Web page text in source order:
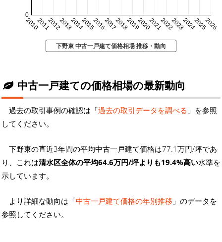
20102011201220132014201520162017201820192020202120222023202420252026
0
下野東 中古一戸建て価格相場 推移・動向
中古一戸建ての価格相場の最新動向
過去の取引事例の確認は「過去の取引データを調べる 」を参照
してください。
下野東の直近3年間の平均中古一戸建て価格は77.1万円/坪であ
り、これは清水区全体の平均64.6万円/坪よりも19.4%高い水準を
示しています。
より詳細な動向は「中古一戸建て価格の年別推移 」のデータを
参照してください。